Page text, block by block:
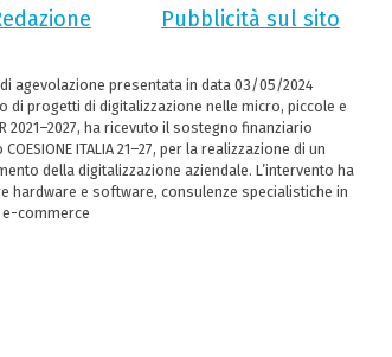
Pubblicità sul sito
di agevolazione presentata in data 03/05/2024
di progetti di digitalizzazione nelle micro, piccole e
2021–2027, ha ricevuto il sostegno finanziario
ITALIA 21–27, per la realizzazione di un
della digitalizzazione aziendale. L’intervento ha
hardware e software, consulenze specialistiche in
e-commerce